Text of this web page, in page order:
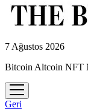
7 Ağustos 2026
Bitcoin Altcoin NFT
menüyü
aç
Geri